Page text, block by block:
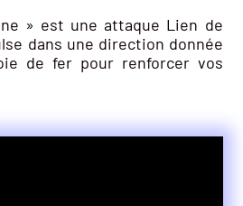
» est une attaque Lien de
dans une direction donnée
de fer pour renforcer vos